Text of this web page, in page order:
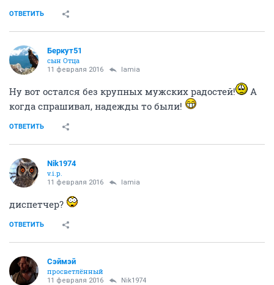
ОТВЕТИТЬ
Беркут51
сын Отца
11 февраля 2016 lamia
Ну вот остался без крупных мужских радостей!
А
когда спрашивал, надежды то были!
ОТВЕТИТЬ
Nik1974
v.i.p.
11 февраля 2016 lamia
диспетчер?
ОТВЕТИТЬ
Сэймэй
просветлённый
11 февраля 2016 Nik1974